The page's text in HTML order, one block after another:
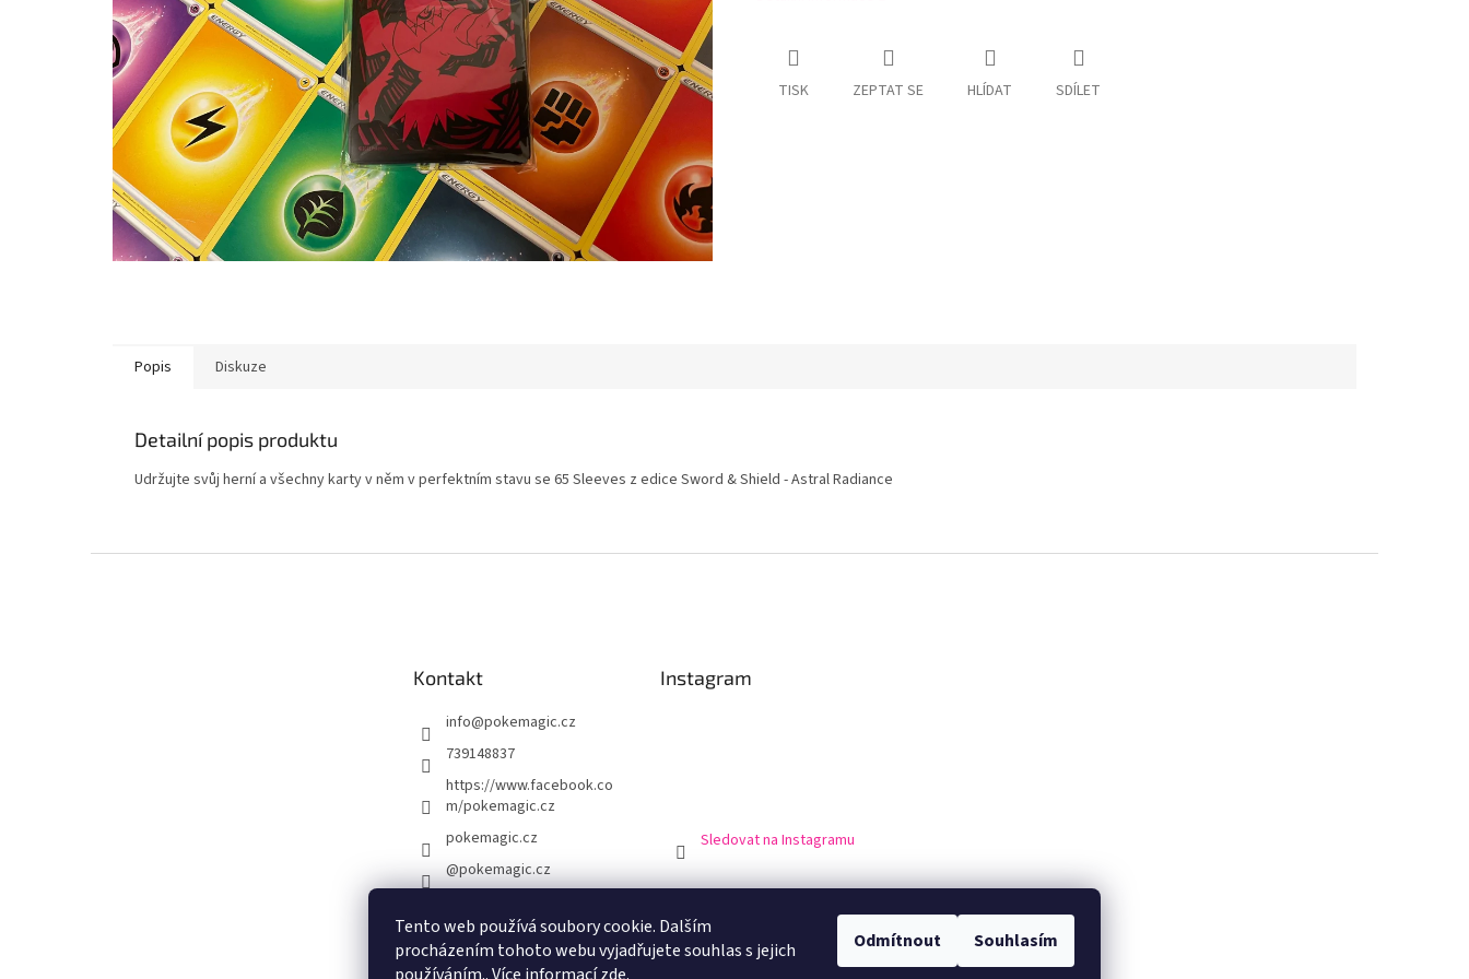
Tento web používá soubory cookie. Dalším
procházením tohoto webu vyjadřujete souhlas s jejich
Odmítnout Souhlasím
TISK ZEPTAT SE HLÍDAT SDÍLET
Popis Diskuze
Detailní popis produktu
Udržujte svůj herní a všechny karty v něm v perfektním stavu se 65 Sleeves z edice Sword & Shield - Astral Radiance
Kontakt
info@pokemagic.cz
739148837
https://www.facebook.co
m/pokemagic.cz
pokemagic.cz
@pokemagic.cz
Instagram
Sledovat na Instagramu
Obchodní podmínky Podmínky ochrany osobní údajů Doprava a platba Výrobci